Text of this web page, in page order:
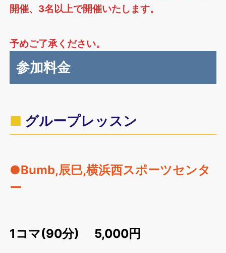
開催、3名以上で開催いたします。
予めご了承ください。
参加料金
グループレッスン
●Bumb,辰巳,横浜西スポーツセンタ
ー
1コマ(90分) 5,000円